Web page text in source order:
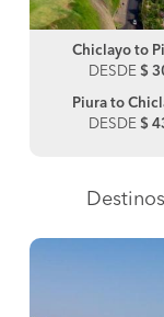
Chiclayo to
DESDE $
Piura to
DESDE $
Destinos